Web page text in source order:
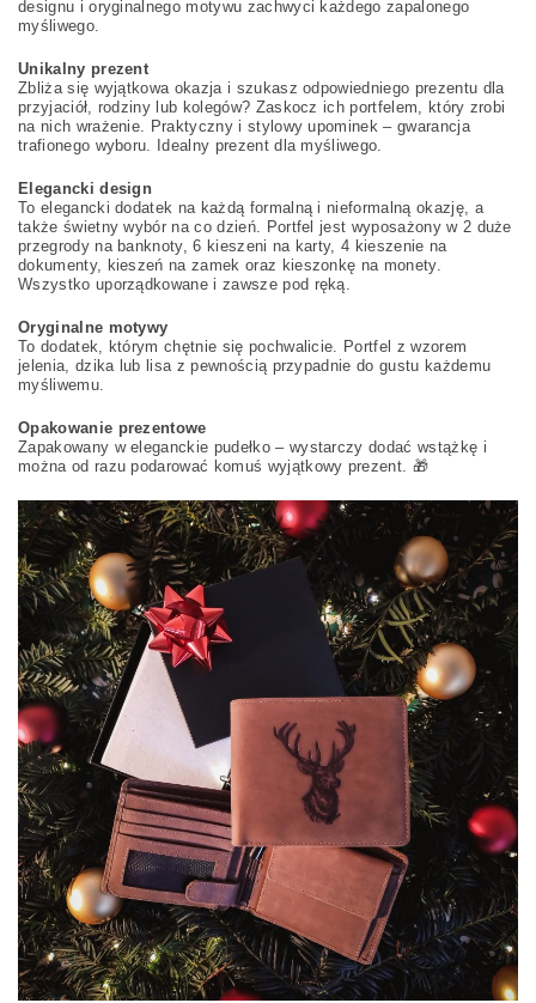
designu i oryginalnego motywu zachwyci każdego zapalonego
myśliwego.
Unikalny prezent
Zbliża się wyjątkowa okazja i szukasz odpowiedniego prezentu dla
przyjaciół, rodziny lub kolegów? Zaskocz ich portfelem, który zrobi
na nich wrażenie. Praktyczny i stylowy upominek – gwarancja
trafionego wyboru. Idealny prezent dla myśliwego.
Elegancki design
To elegancki dodatek na każdą formalną i nieformalną okazję, a
także świetny wybór na co dzień. Portfel jest wyposażony w 2 duże
przegrody na banknoty, 6 kieszeni na karty, 4 kieszenie na
dokumenty, kieszeń na zamek oraz kieszonkę na monety.
Wszystko uporządkowane i zawsze pod ręką.
Oryginalne motywy
To dodatek, którym chętnie się pochwalicie. Portfel z wzorem
jelenia, dzika lub lisa z pewnością przypadnie do gustu każdemu
myśliwemu.
Opakowanie prezentowe
Zapakowany w eleganckie pudełko – wystarczy dodać wstążkę i
można od razu podarować komuś wyjątkowy prezent. 🎁